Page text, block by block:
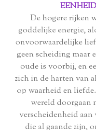
De hogere rijken
goddelijke energie,
onvoorwaardelijke
geen scheiding maar
oude is voorbij, en
zich in de harten van
op waarheid en
wereld doorgaan
verscheidenheid
die al gaande zijn,